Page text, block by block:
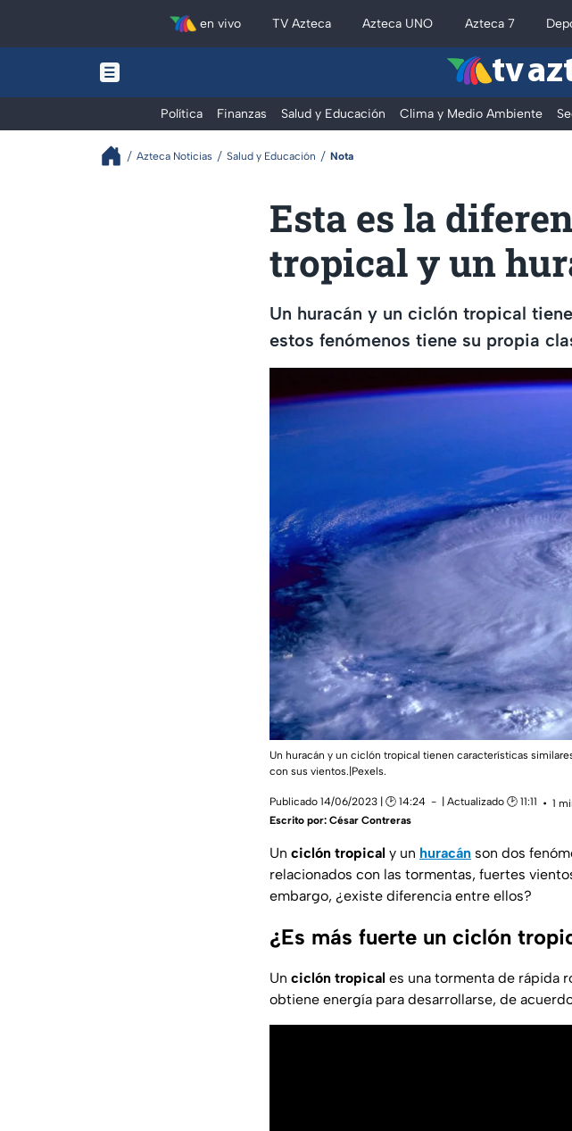
en vivo TV Azteca Azteca UNO Azteca 7
tv
Política Finanzas Salud y Educación Clima y Medio Ambiente
Azteca Noticias Salud y Educación Nota
Esta es la
tropical y un
Un huracán y un ciclón tropical
estos fenómenos tiene su propia
Un huracán y un ciclón tropical tienen características
con sus vientos.|Pexels.
Publicado 14/06/2023 | 🕑 14:24 | Actualizado 🕑 11:11
1
Escrito por: César Contreras
Un ciclón tropical y un huracán son dos
relacionados con las tormentas, fuertes
embargo, ¿existe diferencia entre ellos?
¿Es más fuerte un ciclón
Un ciclón tropical es una tormenta de rápida
obtiene energía para desarrollarse, de